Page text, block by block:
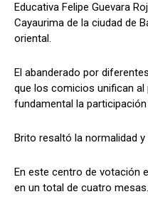
Educativa Felipe Guevara
Cayaurima de la ciudad de
oriental.
El abanderado por
que los comicios unifican
fundamental la
Brito resaltó la normalidad
En este centro de votación
en un total de cuatro mesas.